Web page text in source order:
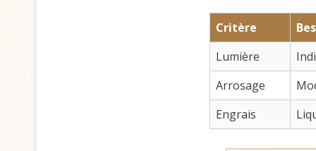
Critère
Lumière
Arrosage
Engrais